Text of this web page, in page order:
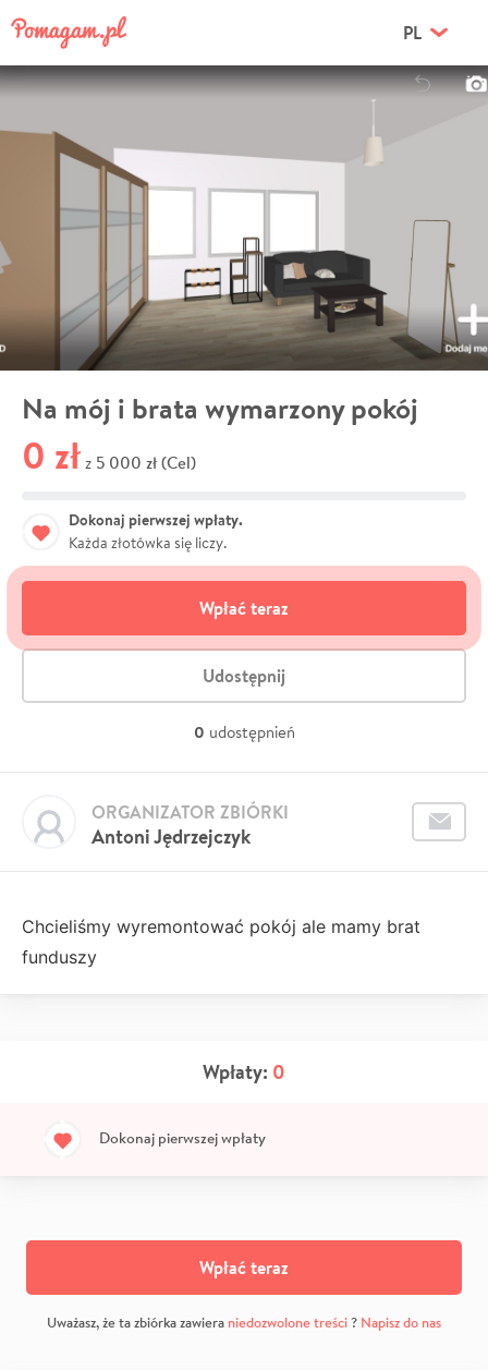
PL
Na mój i brata wymarzony pokój
0 zł z 5 000 zł (Cel)
Dokonaj pierwszej wpłaty.
Każda złotówka się liczy.
Wpłać teraz
Udostępnij
0 udostępnień
Antoni Jędrzejczyk
ORGANIZATOR ZBIÓRKI
Chcieliśmy wyremontować pokój ale mamy brat
funduszy
Wpłaty: 0
Dokonaj pierwszej wpłaty
Wpłać teraz
Uważasz, że ta zbiórka zawiera niedozwolone treści? Napisz do nas